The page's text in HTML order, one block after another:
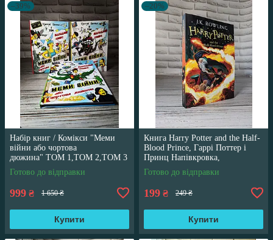
–39%
Набір книг / Комікси "Меми
війни або чортова
дюжина" ТОМ 1,ТОМ 2,ТОМ 3
Трегуб Ганна
Готово до відправки
999 ₴ 1 650 ₴
Купити
–20%
Книга Harry Potter and the Half-
Blood Prince, Гаррі Поттер і
Принц Напівкровка,
англійською мовою
Готово до відправки
199 ₴ 249 ₴
Купити